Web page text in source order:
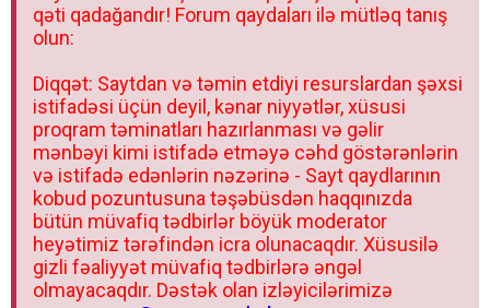
qəti qadağandır! Forum qaydaları ilə mütləq tanış
olun:
Diqqət: Saytdan və təmin etdiyi resurslardan şəxsi
istifadəsi üçün deyil, kənar niyyətlər, xüsusi
proqram təminatları hazırlanması və gəlir
mənbəyi kimi istifadə etməyə cəhd göstərənlərin
və istifadə edənlərin nəzərinə - Sayt qaydlarının
kobud pozuntusuna təşəbüsdən haqqınızda
bütün müvafiq tədbirlər böyük moderator
heyətimiz tərəfindən icra olunacaqdır. Xüsusilə
gizli fəaliyyət müvafiq tədbirlərə əngəl
olmayacaqdır. Dəstək olan izləyicilərimizə